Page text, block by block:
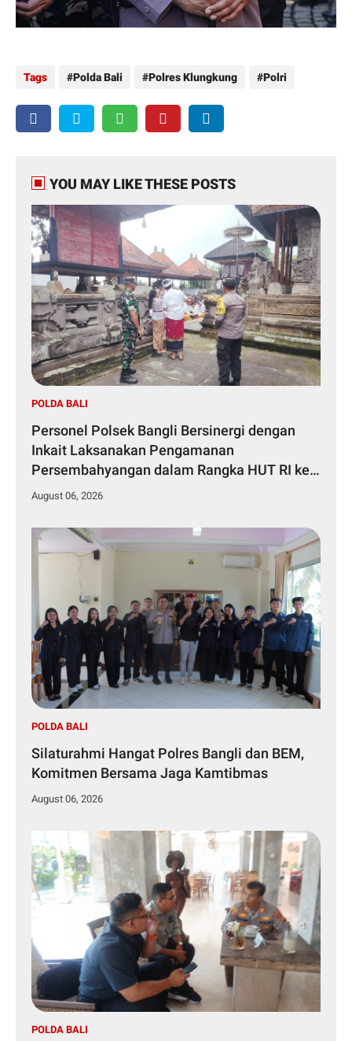
Tags Polda Bali Polres Klungkung Polri
YOU MAY LIKE THESE POSTS
POLDA BALI
Personel Polsek Bangli Bersinergi dengan
Inkait Laksanakan Pengamanan
Persembahyangan dalam Rangka HUT RI ke-
81 Tahun 2026
August 06, 2026
POLDA BALI
Silaturahmi Hangat Polres Bangli dan BEM,
Komitmen Bersama Jaga Kamtibmas
August 06, 2026
POLDA BALI